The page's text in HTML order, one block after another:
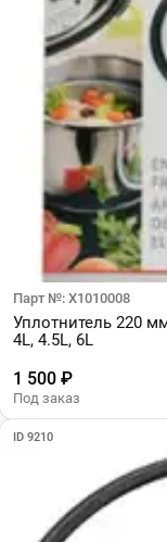
Парт №: X1010008
Уплотнитель 220
4L, 4.5L, 6L
1 500 ₽
Под заказ
ID 9210